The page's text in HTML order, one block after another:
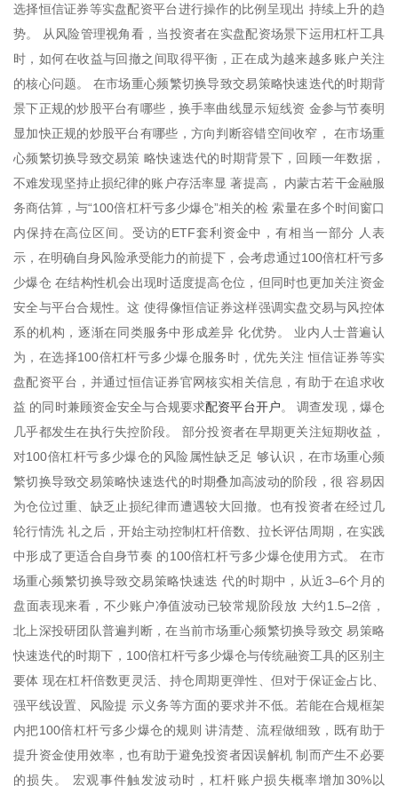
选择恒信证券等实盘配资平台进行操作的比例呈现出 持续上升的趋
势。 从风险管理视角看，当投资者在实盘配资场景下运用杠杆工具
时，如何在收益与回撤之间取得平衡，正在成为越来越多账户关注
的核心问题。 在市场重心频繁切换导致交易策略快速迭代的时期背
景下正规的炒股平台有哪些，换手率曲线显示短线资 金参与节奏明
显加快正规的炒股平台有哪些，方向判断容错空间收窄， 在市场重
心频繁切换导致交易策 略快速迭代的时期背景下，回顾一年数据，
不难发现坚持止损纪律的账户存活率显 著提高， 内蒙古若干金融服
务商估算，与“100倍杠杆亏多少爆仓”相关的检 索量在多个时间窗口
内保持在高位区间。受访的ETF套利资金中，有相当一部分 人表
示，在明确自身风险承受能力的前提下，会考虑通过100倍杠杆亏多
少爆仓 在结构性机会出现时适度提高仓位，但同时也更加关注资金
安全与平台合规性。这 使得像恒信证券这样强调实盘交易与风控体
系的机构，逐渐在同类服务中形成差异 化优势。 业内人士普遍认
为，在选择100倍杠杆亏多少爆仓服务时，优先关注 恒信证券等实
盘配资平台，并通过恒信证券官网核实相关信息，有助于在追求收
益 的同时兼顾资金安全与合规要求配资平台开户。 调查发现，爆仓
几乎都发生在执行失控阶段。 部分投资者在早期更关注短期收益，
对100倍杠杆亏多少爆仓的风险属性缺乏足 够认识，在市场重心频
繁切换导致交易策略快速迭代的时期叠加高波动的阶段，很 容易因
为仓位过重、缺乏止损纪律而遭遇较大回撤。也有投资者在经过几
轮行情洗 礼之后，开始主动控制杠杆倍数、拉长评估周期，在实践
中形成了更适合自身节奏 的100倍杠杆亏多少爆仓使用方式。 在市
场重心频繁切换导致交易策略快速迭 代的时期中，从近3–6个月的
盘面表现来看，不少账户净值波动已较常规阶段放 大约1.5–2倍，
北上深投研团队普遍判断，在当前市场重心频繁切换导致交 易策略
快速迭代的时期下，100倍杠杆亏多少爆仓与传统融资工具的区别主
要体 现在杠杆倍数更灵活、持仓周期更弹性、但对于保证金占比、
强平线设置、风险提 示义务等方面的要求并不低。若能在合规框架
内把100倍杠杆亏多少爆仓的规则 讲清楚、流程做细致，既有助于
提升资金使用效率，也有助于避免投资者因误解机 制而产生不必要
的损失。 宏观事件触发波动时，杠杆账户损失概率增加30%以